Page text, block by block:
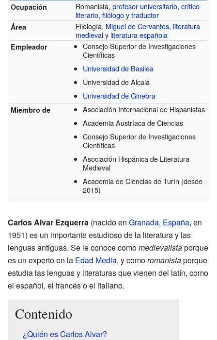
Ocupación
Romanista,profesor universitario,crítico
literario,filólogoytraductor
Área Filología, Miguel de Cervantes, literatura
medievaly literatura española
Empleador
Consejo Superior de Investigaciones
Científicas
Universidad de Basilea
Universidad de Alcalá
Universidad de Ginebra
Miembro de
Asociación Internacional de Hispanistas
Academia Austríaca de Ciencias
Consejo Superior de Investigaciones
Científicas
Asociación Hispánica de Literatura
Medieval
Academia de Ciencias de Turín (desde
2015)
Carlos Alvar Ezquerra (nacido en Granada, España, en
1951) es un importante estudioso de la literatura y las
lenguas antiguas. Se le conoce comomedievalistaporque
es un experto en la Edad Media, y comoromanistaporque
estudia las lenguas y literaturas que vienen del latín, como
el español, el francés o el italiano.
Contenido
¿Quién es Carlos Alvar?